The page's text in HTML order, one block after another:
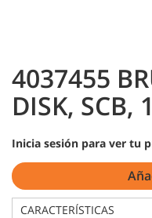
4037455
DISK, SCB,
Inicia sesión para ver tu
CARACTERÍSTICAS